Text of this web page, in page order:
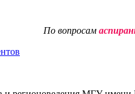
По вопросам